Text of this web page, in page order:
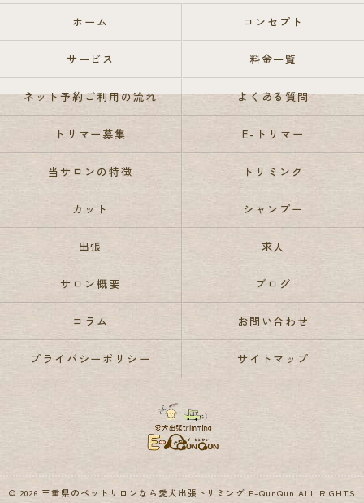
ホーム コンセプト
サービス 料金一覧
ネット予約ご利用の流れ よくある質問
トリマー募集 E-トリマー
当サロンの特徴 トリミング
カット シャンプー
出張 求人
サロン概要 ブログ
コラム お問い合わせ
プライバシーポリシー サイトマップ
© 2026 三重県のペットサロンなら愛犬出張トリミング E-QunQun ALL RIGHTS